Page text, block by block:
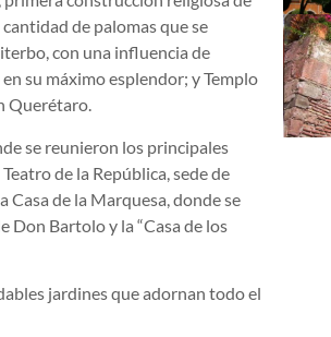
de palomas que se
con una influencia de
su máximo esplendor; y Templo
Querétaro.
se reunieron los principales
de la República, sede de
de la Marquesa, donde se
Don Bartolo y la “Casa de los
jardines que adornan todo el